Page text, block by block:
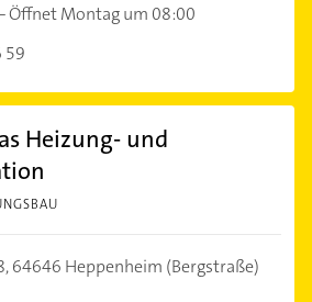
Öffnet Montag um 08:00
59
Heizung- und
64646 Heppenheim (Bergstraße)